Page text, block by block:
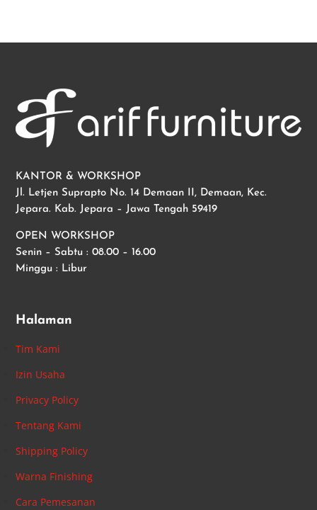
KANTOR & WORKSHOP
Jl. Letjen Suprapto No. 14 Demaan II, Demaan, Kec.
Jepara. Kab. Jepara – Jawa Tengah 59419
OPEN WORKSHOP
Senin – Sabtu : 08.00 – 16.00
Minggu : Libur
Halaman
Tim Kami
Izin Usaha
Privacy Policy
Tentang Kami
Shipping Policy
Warna Finishing
Cara Pemesanan